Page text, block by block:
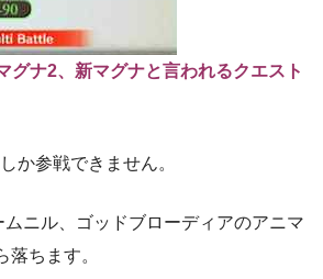
グナ2、新マグナと言われるクエスト
か参戦できません。
ニル、ゴッドブローディアのアニマ
落ちます。